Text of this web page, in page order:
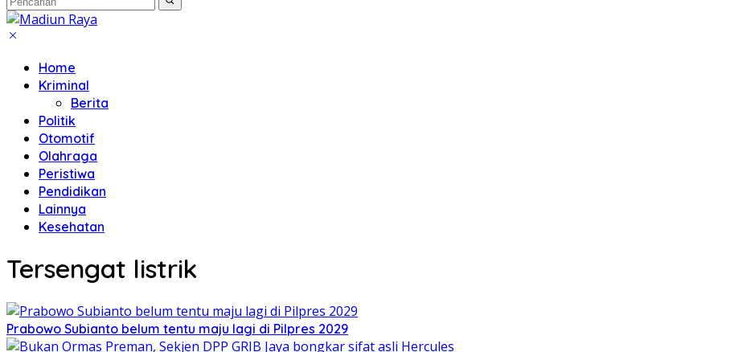
Home
Kriminal
Berita
Politik
Otomotif
Olahraga
Peristiwa
Pendidikan
Lainnya
Kesehatan
Tersengat listrik
Prabowo Subianto belum tentu maju lagi di Pilpres 2029